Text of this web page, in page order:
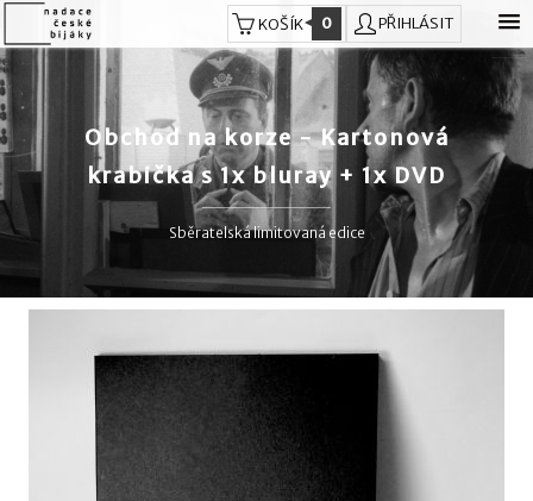
PŘIHLÁSIT
KOŠÍK 0
Obchod na korze - Kartonová
krabička s 1x bluray + 1x DVD
Sběratelská limitovaná edice